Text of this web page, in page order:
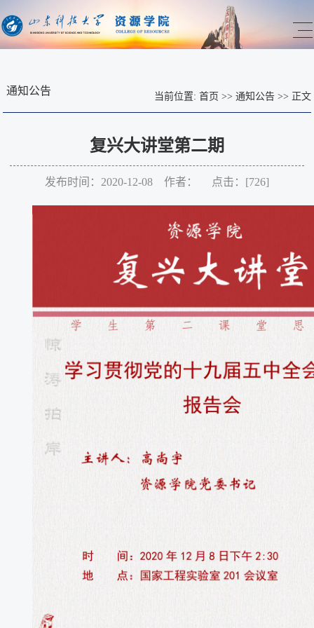
通知公告 当前位置: 首页 >> 通知公告>> 正文
复兴大讲堂第二期
发布时间：2020-12-08 作者： 点击：[726]